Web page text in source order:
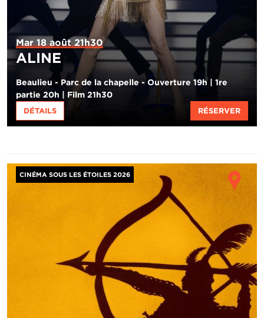
Mar 18 août 21h30
ALINE
Beaulieu - Parc de la chapelle - Ouverture 19h | 1re
partie 20h | Film 21h30
DÉTAILS RÉSERVER
Image
CINÉMA SOUS LES ÉTOILES 2026